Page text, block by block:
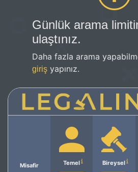
Günlük arama
ulaştınız.
Daha fazla arama
giriş yapınız.
Misafir Temel Bireysel